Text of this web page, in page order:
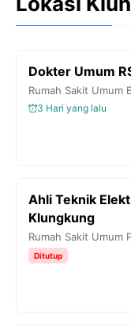
Dokter Umum
Rumah Sakit Umum
3 Hari yang lalu
Ahli Teknik
Klungkung
Rumah Sakit Umum
Ditutup